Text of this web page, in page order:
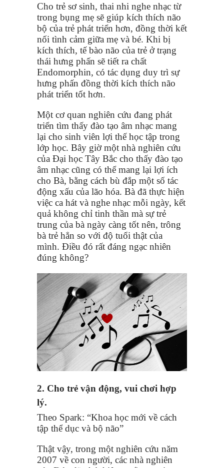
Cho trẻ sơ sinh, thai nhi nghe nhạc từ
trong bụng mẹ sẽ giúp kích thích não
bộ của trẻ phát triển hơn, đồng thời kết
nối tình cảm giữa mẹ và bé. Khi bị
kích thích, tế bào não của trẻ ở trạng
thái hưng phấn sẽ tiết ra chất
Endomorphin, có tác dụng duy trì sự
hưng phấn đồng thời kích thích não
phát triển tốt hơn.
Một cơ quan nghiên cứu đang phát
triển tìm thấy đào tạo âm nhạc mang
lại cho sinh viên lợi thế học tập trong
lớp học. Bây giờ một nhà nghiên cứu
của Đại học Tây Bắc cho thấy đào tạo
âm nhạc cũng có thể mang lại lợi ích
cho Bà, bằng cách bù đắp một số tác
động xấu của lão hóa. Bà đã thực hiện
việc ca hát và nghe nhạc mỗi ngày, kết
quả không chỉ tinh thần mà sự trẻ
trung của bà ngày càng tốt nên, trông
bà trẻ hẳn so với độ tuổi thật của
mình. Điều đó rất đáng ngạc nhiên
đúng không?
2. Cho trẻ vận động, vui chơi hợp
lý.
Theo Spark: “Khoa học mới về cách
tập thể dục và bộ não”
Thật vậy, trong một nghiên cứu năm
2007 về con người, các nhà nghiên